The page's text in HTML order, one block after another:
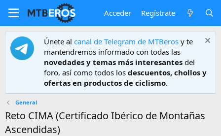
Acceder Regístrate
Únete al canal de Telegram de MTBeros y te
mantendremos informado con todas las
novedades y temas más interesantes del
foro, así como todos los descuentos, chollos y
ofertas en productos de ciclismo.
General
Reto CIMA (Certificado Ibérico de Montañas
Ascendidas)